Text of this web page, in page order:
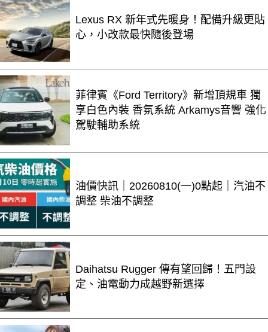
Lexus RX 新年式先暖身！配備升級更貼
心，小改款最快隨後登場
菲律賓《Ford Territory》新增頂規車 獨
享白色內裝 香氛系統 Arkamys音響 強化
駕駛輔助系統
油價快訊｜20260810(一)0點起｜汽油不
調整 柴油不調整
Daihatsu Rugger 傳有望回歸！五門設
定、油電動力成越野新選擇